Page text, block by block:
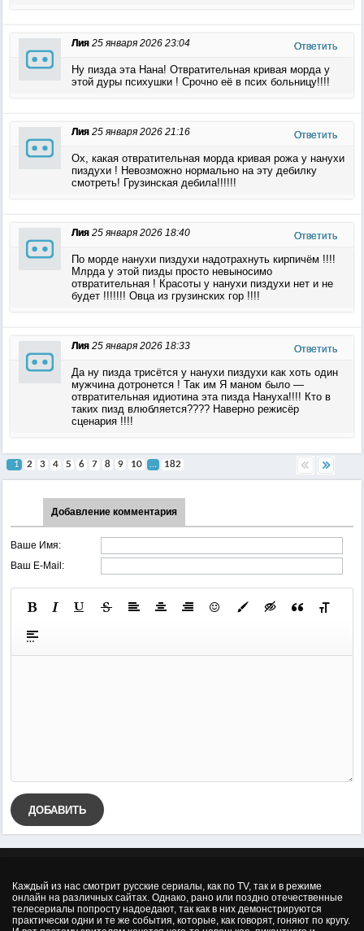
Лия 25 января 2026 23:04 Ответить
Ну пизда эта Нана! Отвратительная кривая морда у
этой дуры психушки ! Срочно её в псих больницу!!!!
Лия 25 января 2026 21:16 Ответить
Ох, какая отвратительная морда кривая рожа у нанухи
пиздухи ! Невозможно нормально на эту дебилку
смотреть! Грузинская дебила!!!!!!
Лия 25 января 2026 18:40 Ответить
По морде нанухи пиздухи надотрахнуть кирпичём !!!!
Млрда у этой пизды просто невыносимо
отвратительная ! Красоты у нанухи пиздухи нет и не
будет !!!!!!! Овца из грузинских гор !!!!
Лия 25 января 2026 18:33 Ответить
Да ну пизда трисётся у нанухи пиздухи как хоть один
мужчина дотронется ! Так им Я маном было —
отвратительная идиотина эта пизда Нануха!!!! Кто в
таких пизд влюбляется???? Наверно режисёр
сценария !!!!
1 2 3 4 5 6 7 8 9 10 ... 182
Добавление комментария
Ваше Имя:
Ваш E-Mail:
ДОБАВИТЬ
Каждый из нас смотрит русские сериалы, как по TV, так и в режиме
онлайн на различных сайтах. Однако, рано или поздно отечественные
телесериалы попросту надоедают, так как в них демонстрируются
практически одни и те же события, которые, как говорят, гоняют по кругу.